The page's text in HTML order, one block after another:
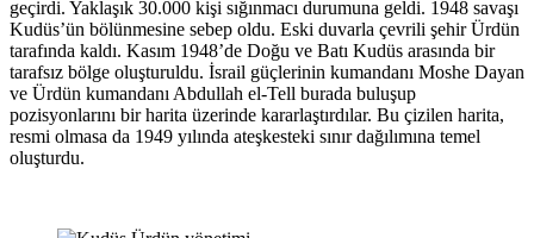
geçirdi. Yaklaşık 30.000 kişi sığınmacı durumuna geldi. 1948 savaşı
Kudüs’ün bölünmesine sebep oldu. Eski duvarla çevrili şehir Ürdün
tarafında kaldı. Kasım 1948’de Doğu ve Batı Kudüs arasında bir
tarafsız bölge oluşturuldu. İsrail güçlerinin kumandanı Moshe Dayan
ve Ürdün kumandanı Abdullah el-Tell burada buluşup
pozisyonlarını bir harita üzerinde kararlaştırdılar. Bu çizilen harita,
resmi olmasa da 1949 yılında ateşkesteki sınır dağılımına temel
oluşturdu.